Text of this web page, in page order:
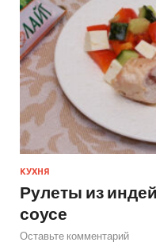
КУХНЯ
Рулеты из
соусе
Оставьте комментарий